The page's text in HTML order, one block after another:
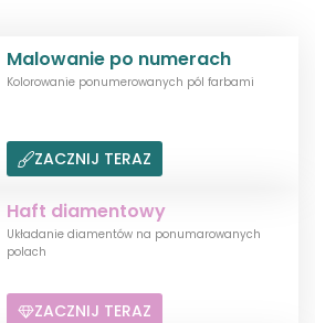
Malowanie po numerach
Kolorowanie ponumerowanych pól farbami
ZACZNIJ TERAZ
Haft diamentowy
Układanie diamentów na ponumarowanych
polach
ZACZNIJ TERAZ